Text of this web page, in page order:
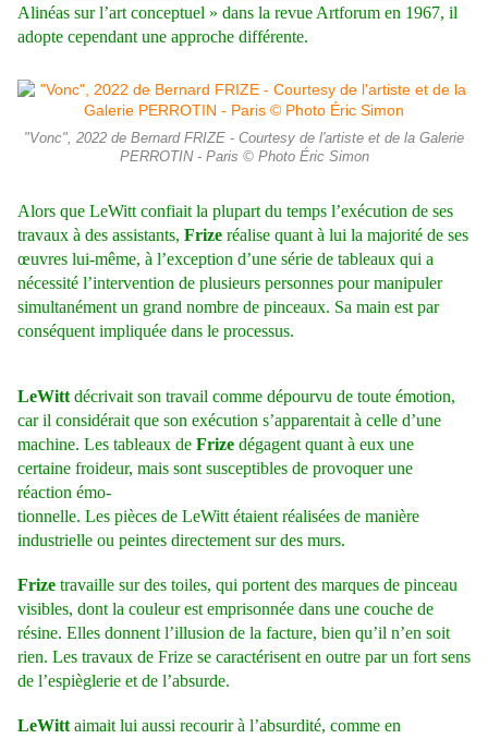
Alinéas sur l’art conceptuel » dans la revue Artforum en 1967, il
adopte cependant une approche différente.
"Vonc", 2022 de Bernard FRIZE - Courtesy de l'artiste et de la Galerie
PERROTIN - Paris © Photo Éric Simon
Alors que LeWitt confiait la plupart du temps l’exécution de ses
travaux à des assistants, Frize réalise quant à lui la majorité de ses
œuvres lui-même, à l’exception d’une série de tableaux qui a
nécessité l’intervention de plusieurs personnes pour manipuler
simultanément un grand nombre de pinceaux. Sa main est par
conséquent impliquée dans le processus.
LeWitt décrivait son travail comme dépourvu de toute émotion,
car il considérait que son exécution s’apparentait à celle d’une
machine. Les tableaux de Frize dégagent quant à eux une
certaine froideur, mais sont susceptibles de provoquer une
réaction émo-
tionnelle. Les pièces de LeWitt étaient réalisées de manière
industrielle ou peintes directement sur des murs.
Frize travaille sur des toiles, qui portent des marques de pinceau
visibles, dont la couleur est emprisonnée dans une couche de
résine. Elles donnent l’illusion de la facture, bien qu’il n’en soit
rien. Les travaux de Frize se caractérisent en outre par un fort sens
de l’espièglerie et de l’absurde.
LeWitt aimait lui aussi recourir à l’absurdité, comme en